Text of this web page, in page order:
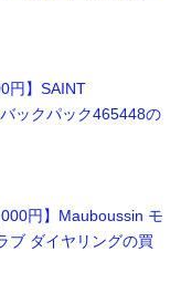
円】SAINT
ックパック465448の
円】Mauboussin モ
ブ ダイヤリングの買